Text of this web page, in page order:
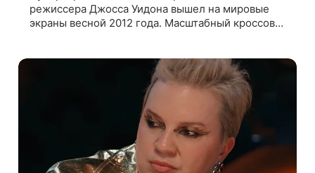
режиссера Джосса Уидона вышел на мировые
экраны весной 2012 года. Масштабный кроссовер